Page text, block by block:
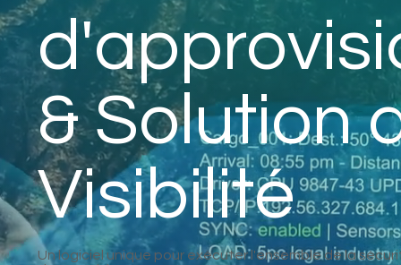
& Solution
Visibilité
Un logiciel unique pour exécuter l'ensemble de la